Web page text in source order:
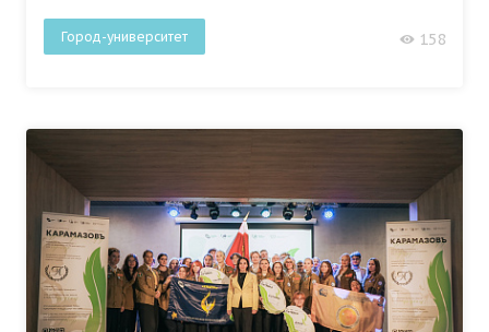
Город-университет 158